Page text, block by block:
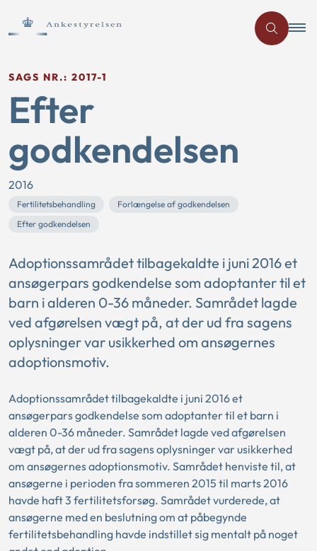
SAGS NR.: 2017-1
Efter
godkendelsen
2016
Fertilitetsbehandling
Forlængelse af godkendelsen
Efter godkendelsen
Adoptionssamrådet tilbagekaldte i juni 2016 et
ansøgerpars godkendelse som adoptanter til et
barn i alderen 0-36 måneder. Samrådet lagde
ved afgørelsen vægt på, at der ud fra sagens
oplysninger var usikkerhed om ansøgernes
adoptionsmotiv.
Adoptionssamrådet tilbagekaldte i juni 2016 et
ansøgerpars godkendelse som adoptanter til et barn i
alderen 0-36 måneder. Samrådet lagde ved afgørelsen
vægt på, at der ud fra sagens oplysninger var usikkerhed
om ansøgernes adoptionsmotiv. Samrådet henviste til, at
ansøgerne i perioden fra sommeren 2015 til marts 2016
havde haft 3 fertilitetsforsøg. Samrådet vurderede, at
ansøgerne med en beslutning om at påbegynde
fertilitetsbehandling havde indstillet sig mentalt på noget